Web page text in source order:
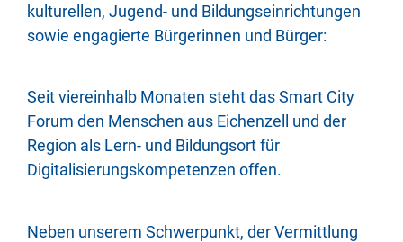
kulturellen, Jugend- und Bildungseinrichtungen
sowie engagierte Bürgerinnen und Bürger:
Seit viereinhalb Monaten steht das Smart City
Forum den Menschen aus Eichenzell und der
Region als Lern- und Bildungsort für
Digitalisierungskompetenzen offen.
Neben unserem Schwerpunkt, der Vermittlung